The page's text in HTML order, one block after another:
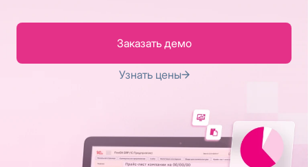
Заказать демо
Узнать цены